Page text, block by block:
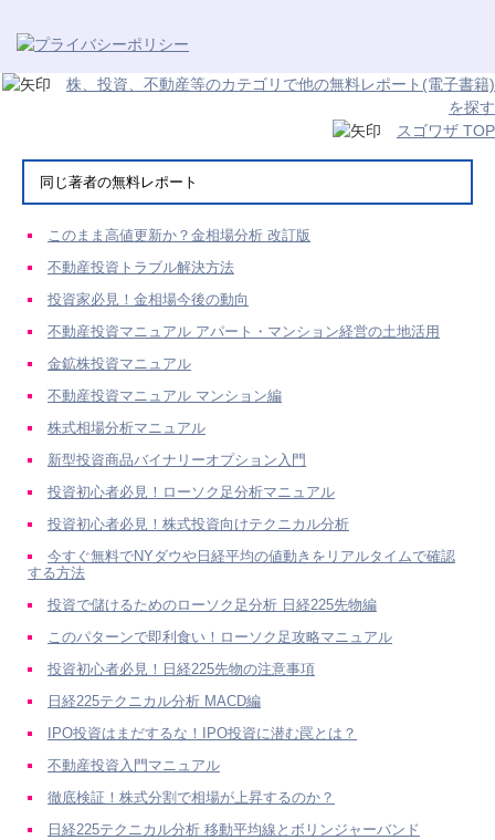
株、投資、不動産等のカテゴリで他の無料レポート(電子書籍)
を探す
スゴワザ TOP
同じ著者の無料レポート
このまま高値更新か？金相場分析 改訂版
不動産投資トラブル解決方法
投資家必見！金相場今後の動向
不動産投資マニュアル アパート・マンション経営の土地活用
金鉱株投資マニュアル
不動産投資マニュアル マンション編
株式相場分析マニュアル
新型投資商品バイナリーオプション入門
投資初心者必見！ローソク足分析マニュアル
投資初心者必見！株式投資向けテクニカル分析
今すぐ無料でNYダウや日経平均の値動きをリアルタイムで確認
する方法
投資で儲けるためのローソク足分析 日経225先物編
このパターンで即利食い！ローソク足攻略マニュアル
投資初心者必見！日経225先物の注意事項
日経225テクニカル分析 MACD編
IPO投資はまだするな！IPO投資に潜む罠とは？
不動産投資入門マニュアル
徹底検証！株式分割で相場が上昇するのか？
日経225テクニカル分析 移動平均線とボリンジャーバンド